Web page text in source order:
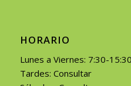
HORARIO
Lunes a Viernes: 7:30-
Tardes: Consultar